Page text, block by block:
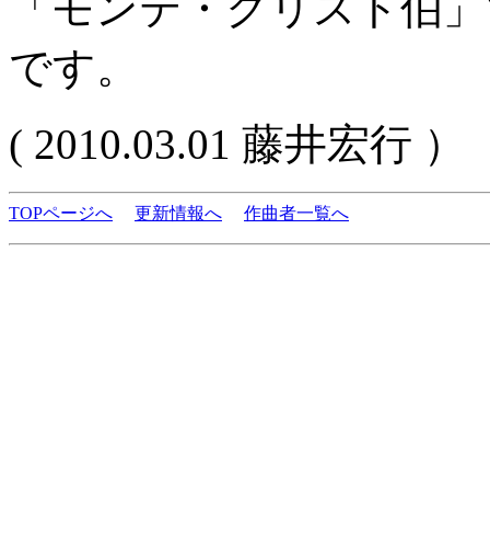
です。
( 2010.03.01 藤井宏行 ）
TOPページへ 更新情報へ 作曲者一覧へ